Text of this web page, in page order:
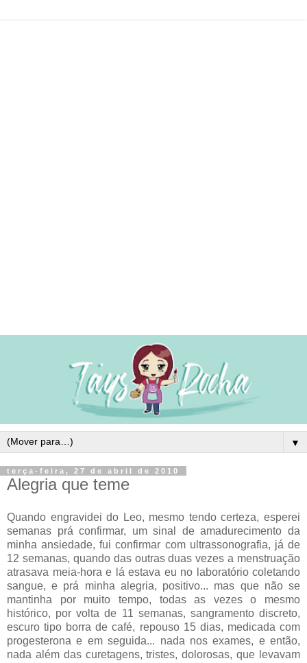
▼
terça-feira, 27 de abril de 2010
Alegria que teme
Quando engravidei do Leo, mesmo tendo certeza, esperei
semanas prá confirmar, um sinal de amadurecimento da
minha ansiedade, fui confirmar com ultrassonografia, já de
12 semanas, quando das outras duas vezes a menstruação
atrasava meia-hora e lá estava eu no laboratório coletando
sangue, e prá minha alegria, positivo... mas que não se
mantinha por muito tempo, todas as vezes o mesmo
histórico, por volta de 11 semanas, sangramento discreto,
escuro tipo borra de café, repouso 15 dias, medicada com
progesterona e em seguida... nada nos exames, e então,
nada além das curetagens, tristes, dolorosas, que levavam